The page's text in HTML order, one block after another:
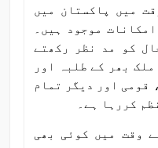
میں پاکستان میں
موجود ہیں۔
کو مد نظر رکھتے
ملک بھر کے طلبہ اور
قومی اور دیگر تمام
کررہا ہے۔
وقت میں کوئی بھی